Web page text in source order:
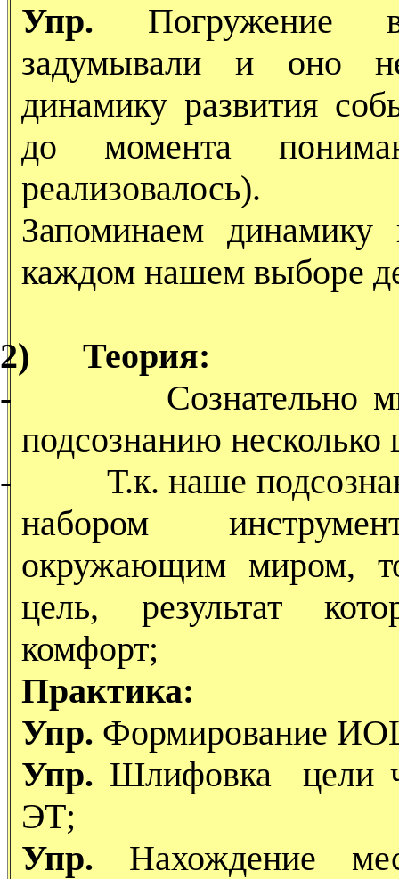
Упр. Погружение в
задумывали и оно
динамику развития
до момента
реализовалось).
Запоминаем
каждом нашем выборе
2)
Теория:
-
Сознательно
подсознанию несколько
-
Т.к. наше
набором
окружающим миром,
цель, результат
комфорт;
Практика:
Упр. Формирование
Упр. Шлифовка цели
ЭТ;
Упр. Нахождение